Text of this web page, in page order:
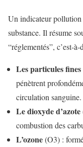
Un indicateur pollution
substance. Il résume
“réglementés”, c’est-
Les particules fines
pénètrent
circulation sanguine.
Le dioxyde d’azote
combustion des
L’ozone(O3) :